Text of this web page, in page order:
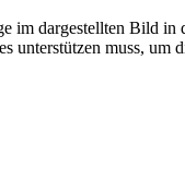
im dargestellten Bild
muss, um